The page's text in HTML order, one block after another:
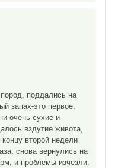
поддались на
запах-это первое,
очень сухие и
вздутие живота,
второй недели
снова вернулись на
и проблемы изчезли.